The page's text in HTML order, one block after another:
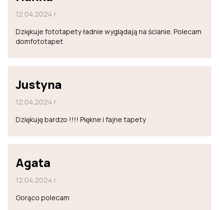
12.04.2024 r.
Dziękuje fototapety ładnie wyglądają na ścianie. Polecam
domfototapet
Justyna
12.04.2024 r.
Dziękuję bardzo !!!! Piękne i fajne tapety
Agata
12.04.2024 r.
Gorąco polecam